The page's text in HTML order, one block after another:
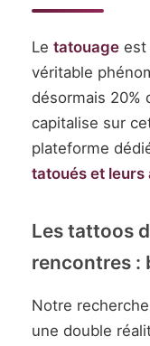
Le tatouage est
véritable
désormais 20%
capitalise sur
plateforme
tatoués et
Les tattoos
rencontres :
Notre
une double